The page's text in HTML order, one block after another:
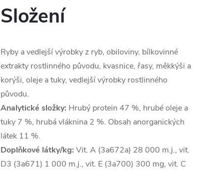
Složení
Ryby a vedlejší výrobky z ryb, obiloviny, bílkovinné
extrakty rostlinného původu, kvasnice, řasy, měkkýši a
korýši, oleje a tuky, vedlejší výrobky rostlinného
původu.
Analytické složky: Hrubý protein 47 %, hrubé oleje a
tuky 7 %, hrubá vláknina 2 %. Obsah anorganických
látek 11 %.
Doplňkové látky/kg: Vit. A (3a672a) 28 000 m.j., vit.
D3 (3a671) 1 000 m.j., vit. E (3a700) 300 mg, vit. C